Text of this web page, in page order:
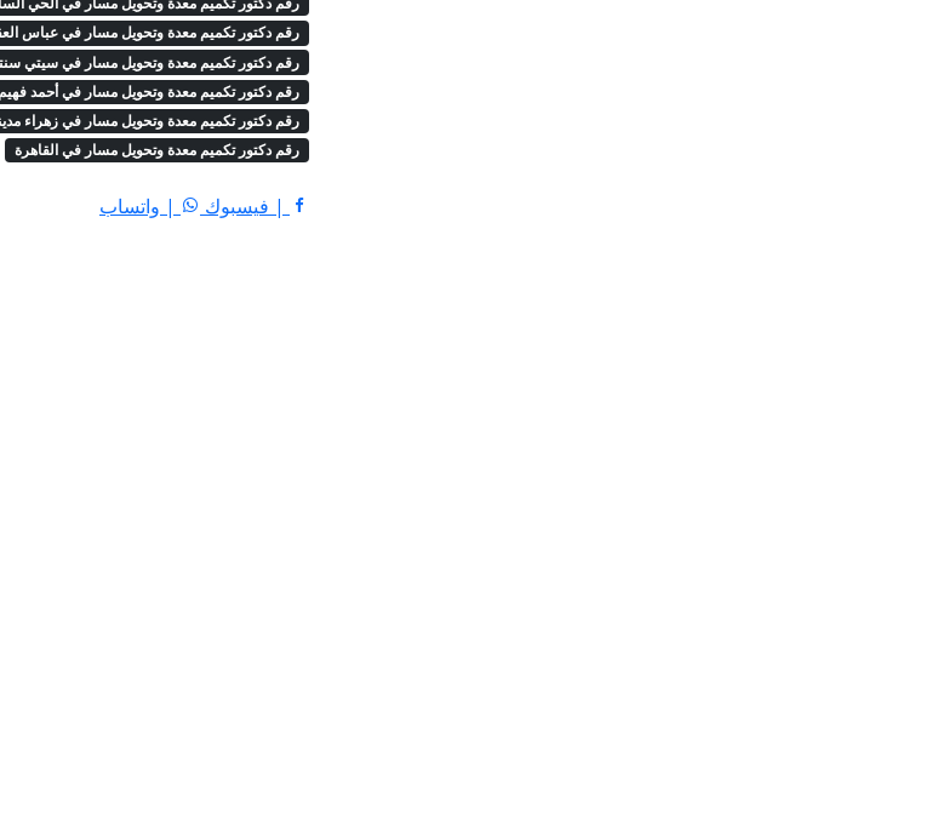
رقم دكتور تكميم معدة وتحويل مسار في عباس
رقم دكتور تكميم معدة وتحويل مسار في سيتي
رقم دكتور تكميم معدة وتحويل مسار في أحمد فهيم
رقم دكتور تكميم معدة وتحويل مسار في زهراء
رقم دكتور تكميم معدة وتحويل مسار في القاهرة
| فيسبوك | واتساب